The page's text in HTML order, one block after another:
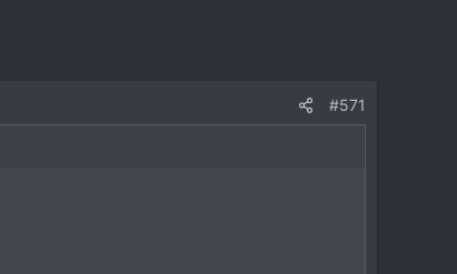
#571